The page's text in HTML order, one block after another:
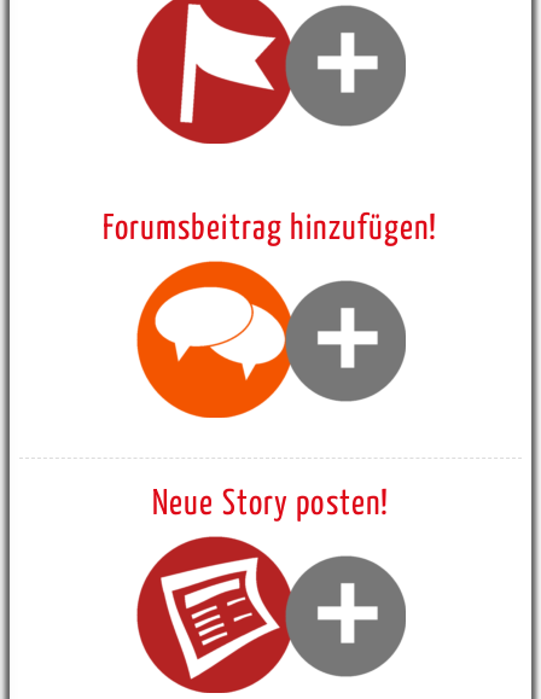
Forumsbeitrag hinzufügen!
Neue Story posten!